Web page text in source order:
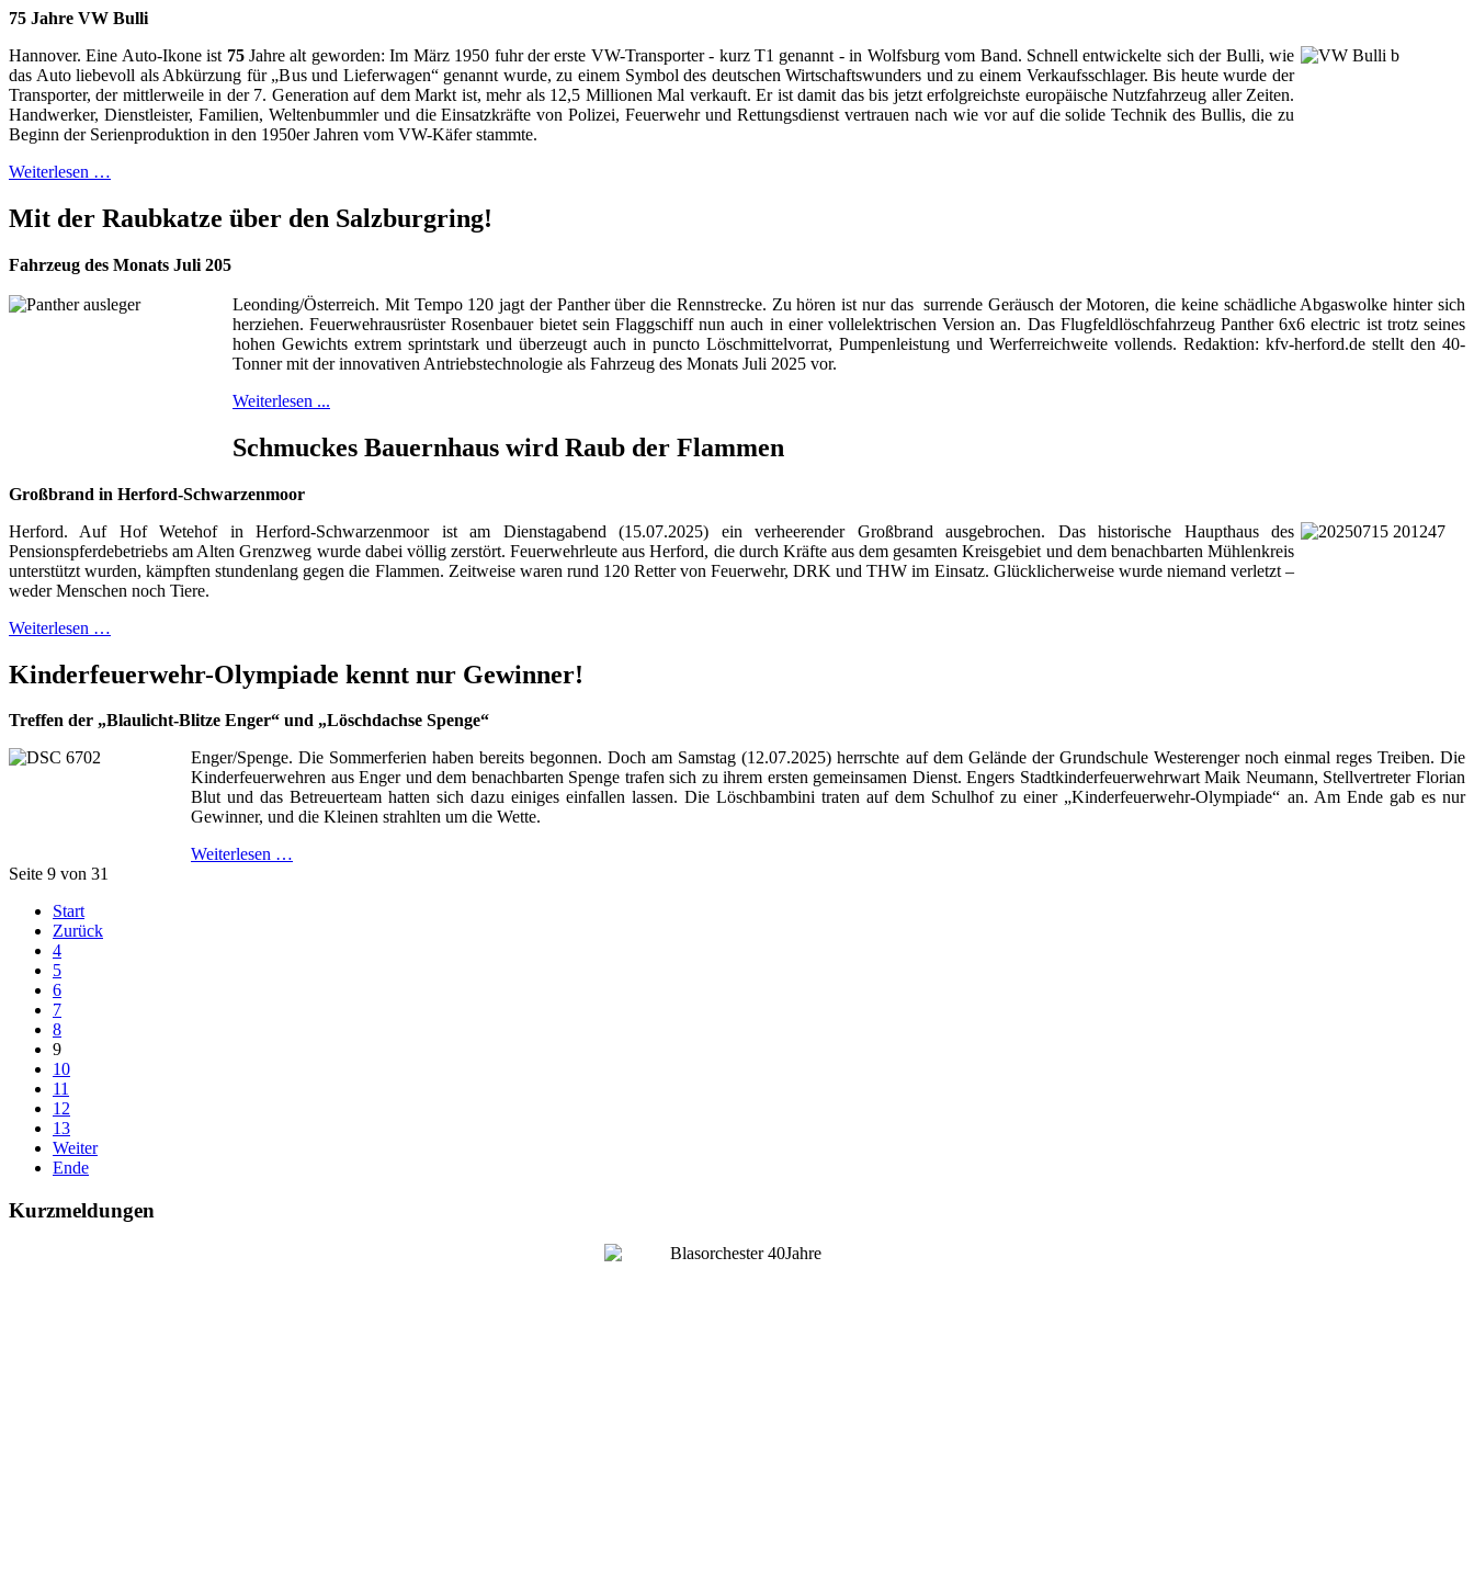
75 Jahre VW Bulli
Hannover. Eine Auto-Ikone ist 75Jahre alt geworden: Im März 1950 fuhr der erste VW-Transporter - kurz T1 genannt - in Wolfsburg vom Band. Schnell entwickelte sich der Bulli, wie
das Auto liebevoll als Abkürzung für „Bus und Lieferwagen“ genannt wurde, zu einem Symbol des deutschen Wirtschaftswunders und zu einem Verkaufsschlager. Bis heute wurde der
Transporter, der mittlerweile in der 7. Generation auf dem Markt ist, mehr als 12,5 Millionen Mal verkauft. Er ist damit das bis jetzt erfolgreichste europäische Nutzfahrzeug aller Zeiten.
Handwerker, Dienstleister, Familien, Weltenbummler und die Einsatzkräfte von Polizei, Feuerwehr und Rettungsdienst vertrauen nach wie vor auf die solide Technik des Bullis, die zu
Beginn der Serienproduktion in den 1950er Jahren vom VW-Käfer stammte.
Weiterlesen …
Mit der Raubkatze über den Salzburgring!
Fahrzeug des Monats Juli 205
Leonding/Österreich. Mit Tempo 120 jagt der Panther über die Rennstrecke. Zu hören ist nur das surrende Geräusch der Motoren, die keine schädliche Abgaswolke hinter sich
herziehen. Feuerwehrausrüster Rosenbauer bietet sein Flaggschiff nun auch in einer vollelektrischen Version an. Das Flugfeldlöschfahrzeug Panther 6x6 electric ist trotz seines
hohen Gewichts extrem sprintstark und überzeugt auch in puncto Löschmittelvorrat, Pumpenleistung und Werferreichweite vollends. Redaktion: kfv-herford.de stellt den 40-
Tonner mit der innovativen Antriebstechnologie als Fahrzeug des Monats Juli 2025 vor.
Weiterlesen ...
Schmuckes Bauernhaus wird Raub der Flammen
Großbrand in Herford-Schwarzenmoor
Herford. Auf Hof Wetehof in Herford-Schwarzenmoor ist am Dienstagabend (15.07.2025) ein verheerender Großbrand ausgebrochen. Das historische Haupthaus des
Pensionspferdebetriebs am Alten Grenzweg wurde dabei völlig zerstört. Feuerwehrleute aus Herford, die durch Kräfte aus dem gesamten Kreisgebiet und dem benachbarten Mühlenkreis
unterstützt wurden, kämpften stundenlang gegen die Flammen. Zeitweise waren rund 120 Retter von Feuerwehr, DRK und THW im Einsatz. Glücklicherweise wurde niemand verletzt –
weder Menschen noch Tiere.
Weiterlesen …
Kinderfeuerwehr-Olympiade kennt nur Gewinner!
Treffen der „Blaulicht-Blitze Enger“ und „Löschdachse Spenge“
Enger/Spenge. Die Sommerferien haben bereits begonnen. Doch am Samstag (12.07.2025) herrschte auf dem Gelände der Grundschule Westerenger noch einmal reges Treiben. Die
Kinderfeuerwehren aus Enger und dem benachbarten Spenge trafen sich zu ihrem ersten gemeinsamen Dienst. Engers Stadtkinderfeuerwehrwart Maik Neumann, Stellvertreter Florian
Blut und das Betreuerteam hatten sich dazu einiges einfallen lassen. Die Löschbambini traten auf dem Schulhof zu einer „Kinderfeuerwehr-Olympiade“ an. Am Ende gab es nur
Gewinner, und die Kleinen strahlten um die Wette.
Weiterlesen …
Seite 9 von 31
Start
Zurück
4
5
6
7
8
9
10
11
12
13
Weiter
Ende
Kurzmeldungen